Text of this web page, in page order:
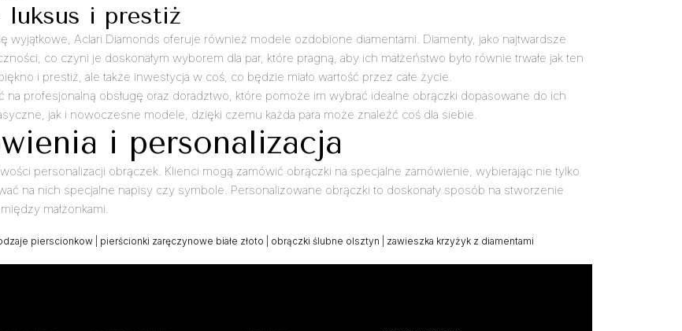
i prestiż
wyjątkowe, Aclari Diamonds oferuje również modele ozdobione diamentami. Diamenty, jako najtwardsze
co czyni je doskonałym wyborem dla par, które pragną, aby ich małżeństwo było równie trwałe jak ten
i prestiż, ale także inwestycja w coś, co będzie miało wartość przez całe życie.
profesjonalną obsługę oraz doradztwo, które pomoże im wybrać idealne obrączki dopasowane do ich
jak i nowoczesne modele, dzięki czemu każda para może znaleźć coś dla siebie.
i personalizacja
personalizacji obrączek. Klienci mogą zamówić obrączki na specjalne zamówienie, wybierając nie tylko
na nich specjalne napisy czy symbole. Personalizowane obrączki to doskonały sposób na stworzenie
małżonkami.
pierscionkow| pierścionki zaręczynowe białe złoto obrączki ślubne olsztyn zawieszka krzyżyk z diamentami